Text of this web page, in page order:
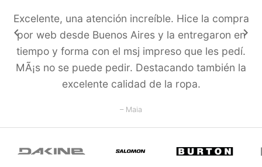
Excelente, una atención increíble. Hice la compra
por web desde Buenos Aires y la entregaron en
tiempo y forma con el msj impreso que les pedí­.
MÃ¡s no se puede pedir. Destacando también la
excelente calidad de la ropa.
– Maia
keyboard_arrow_left keyboard_arrow_right